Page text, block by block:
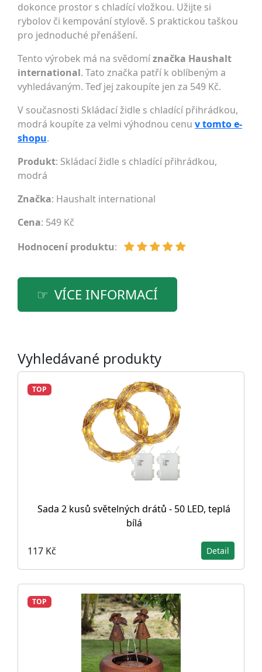
dokonce prostor s chladící vložkou. Užijte si
rybolov či kempování stylově. S praktickou taškou
pro jednoduché přenášení.
Tento výrobek má na svědomíznačka Haushalt
international. Tato značka patří k oblíbeným a
vyhledávaným. Teď jej zakoupíte jen za 549 Kč.
V současnosti Skládací židle s chladící přihrádkou,
modrá koupíte za velmi výhodnou cenu v tomto e-
shopu.
Produkt: Skládací židle s chladící přihrádkou,
modrá
Značka: Haushalt international
Cena: 549 Kč
Hodnocení produktu:
VÍCE INFORMACÍ
Vyhledávané produkty
TOP
Sada 2 kusů světelných drátů - 50 LED, teplá
bílá
117 Kč Detail
TOP